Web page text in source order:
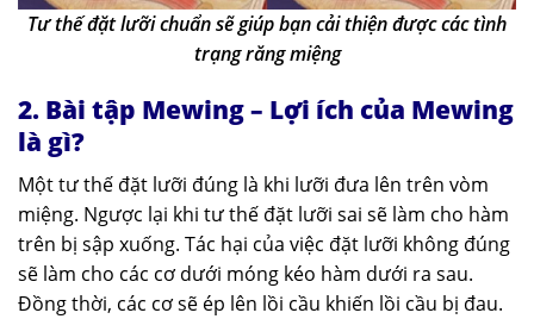
Tư thế đặt lưỡi chuẩn sẽ giúp bạn cải thiện được các tình
trạng răng miệng
2. Bài tập Mewing – Lợi ích của Mewing
là gì?
Một tư thế đặt lưỡi đúng là khi lưỡi đưa lên trên vòm
miệng. Ngược lại khi tư thế đặt lưỡi sai sẽ làm cho hàm
trên bị sập xuống. Tác hại của việc đặt lưỡi không đúng
sẽ làm cho các cơ dưới móng kéo hàm dưới ra sau.
Đồng thời, các cơ sẽ ép lên lồi cầu khiến lồi cầu bị đau.